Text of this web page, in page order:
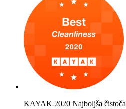
KAYAK 2020 Najboljša čistoča